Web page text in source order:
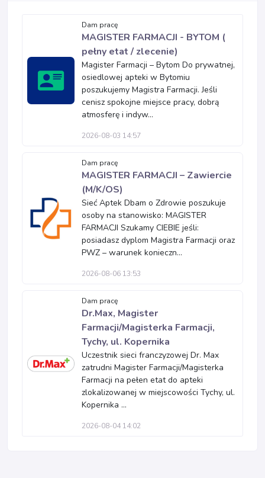
Dam pracę
MAGISTER FARMACJI - BYTOM (
pełny etat / zlecenie)
Magister Farmacji – Bytom Do prywatnej,
osiedlowej apteki w Bytomiu
poszukujemy Magistra Farmacji. Jeśli
cenisz spokojne miejsce pracy, dobrą
atmosferę i indyw...
2026-08-03 14:57
Dam pracę
MAGISTER FARMACJI – Zawiercie
(M/K/OS)
Sieć Aptek Dbam o Zdrowie poszukuje
osoby na stanowisko: MAGISTER
FARMACJI Szukamy CIEBIE jeśli:
posiadasz dyplom Magistra Farmacji oraz
PWZ – warunek konieczn...
2026-08-06 13:53
Dam pracę
Dr.Max, Magister
Farmacji/Magisterka Farmacji,
Tychy, ul. Kopernika
Uczestnik sieci franczyzowej Dr. Max
zatrudni Magister Farmacji/Magisterka
Farmacji na pełen etat do apteki
zlokalizowanej w miejscowości Tychy, ul.
Kopernika ...
2026-08-04 14:02